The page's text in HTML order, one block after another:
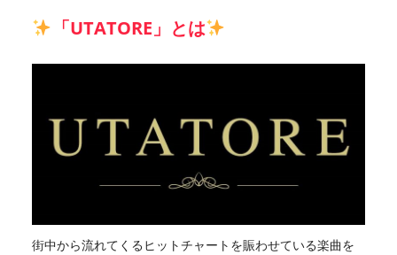
「UTATORE」とは
街中から流れてくるヒットチャートを賑わせている楽曲を